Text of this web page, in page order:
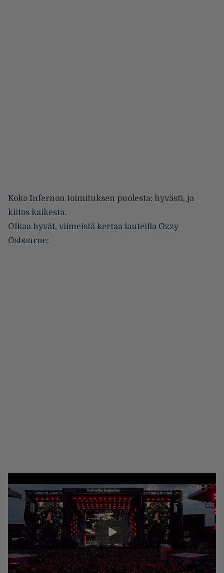
Koko Infernon toimituksen puolesta: hyvästi, ja
kiitos kaikesta.
Olkaa hyvät, viimeistä kertaa lauteilla Ozzy
Osbourne: